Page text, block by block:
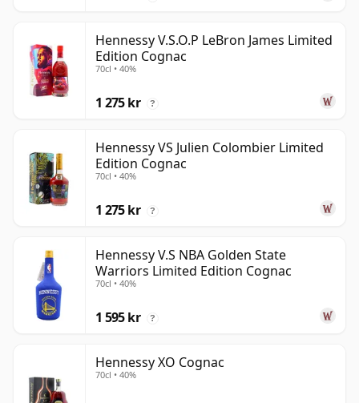
Hennessy V.S.O.P LeBron James Limited
Edition Cognac
70cl • 40%
1 275 kr ?
Hennessy VS Julien Colombier Limited
Edition Cognac
70cl • 40%
1 275 kr ?
Hennessy V.S NBA Golden State
Warriors Limited Edition Cognac
70cl • 40%
1 595 kr ?
Hennessy XO Cognac
70cl • 40%